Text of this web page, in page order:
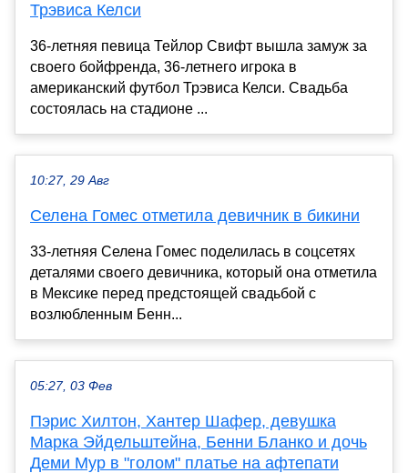
Трэвиса Келси
36-летняя певица Тейлор Свифт вышла замуж за
своего бойфренда, 36-летнего игрока в
американский футбол Трэвиса Келси. Свадьба
состоялась на стадионе ...
10:27, 29 Авг
Селена Гомес отметила девичник в бикини
33-летняя Селена Гомес поделилась в соцсетях
деталями своего девичника, который она отметила
в Мексике перед предстоящей свадьбой с
возлюбленным Бенн...
05:27, 03 Фев
Пэрис Хилтон, Хантер Шафер, девушка
Марка Эйдельштейна, Бенни Бланко и дочь
Деми Мур в "голом" платье на афтепати